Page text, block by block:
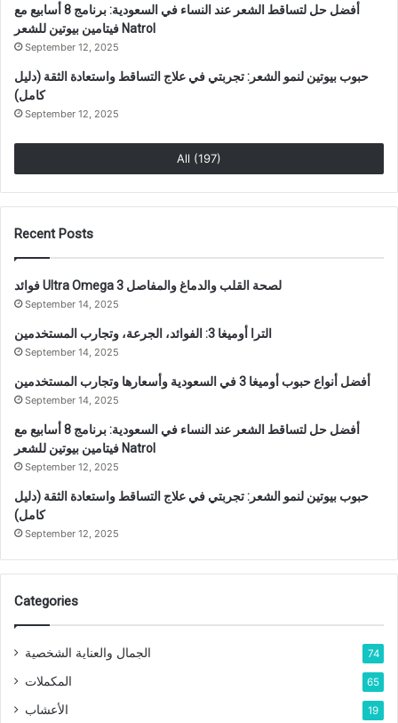
أفضل حل لتساقط الشعر عند النساء في السعودية: برنامج 8 أسابيع مع
فيتامين بيوتين للشعر Natrol
September 12, 2025
حبوب بيوتين لنمو الشعر: تجربتي في علاج التساقط واستعادة الثقة (دليل
كامل)
September 12, 2025
All (197)
Recent Posts
فوائد Ultra Omega 3 لصحة القلب والدماغ والمفاصل
September 14, 2025
الترا أوميغا 3: الفوائد، الجرعة، وتجارب المستخدمين
September 14, 2025
أفضل أنواع حبوب أوميغا 3 في السعودية وأسعارها وتجارب المستخدمين
September 14, 2025
أفضل حل لتساقط الشعر عند النساء في السعودية: برنامج 8 أسابيع مع
فيتامين بيوتين للشعر Natrol
September 12, 2025
حبوب بيوتين لنمو الشعر: تجربتي في علاج التساقط واستعادة الثقة (دليل
كامل)
September 12, 2025
Categories
الجمال والعناية الشخصية 74
المكملات 65
الأعشاب 19